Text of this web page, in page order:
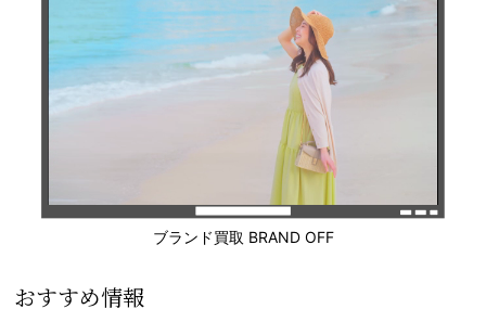
ブランド買取 BRAND OFF
おすすめ情報